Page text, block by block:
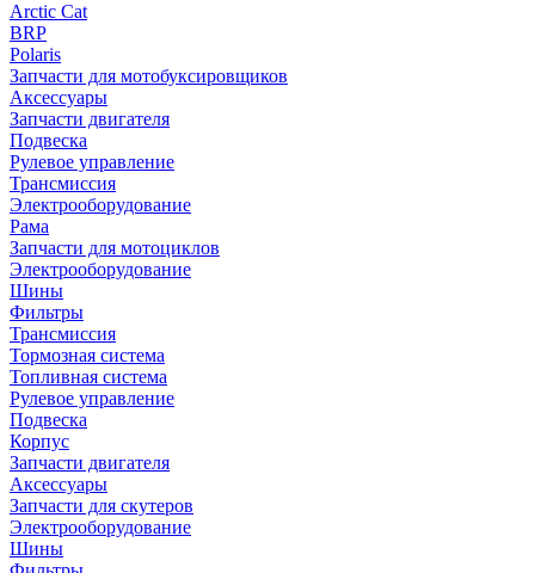
Arctic Cat
BRP
Polaris
Запчасти для мотобуксировщиков
Аксессуары
Запчасти двигателя
Подвеска
Рулевое управление
Трансмиссия
Электрооборудование
Рама
Запчасти для мотоциклов
Электрооборудование
Шины
Фильтры
Трансмиссия
Тормозная система
Топливная система
Рулевое управление
Подвеска
Корпус
Запчасти двигателя
Аксессуары
Запчасти для скутеров
Электрооборудование
Шины